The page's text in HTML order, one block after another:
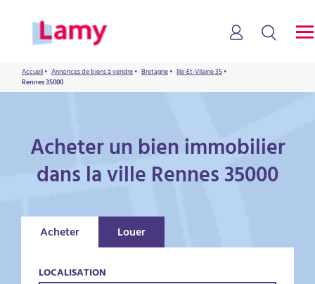
Accueil• Annonces de biens à vendre• Bretagne• Ille-Et-Vilaine 35•
Rennes 35000
Acheter un bien immobilier
dans la ville Rennes 35000
Acheter Louer
LOCALISATION